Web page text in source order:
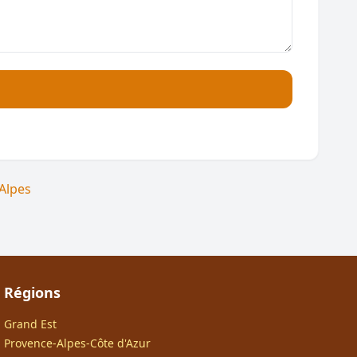
Régions
Grand Est
Provence-Alpes-Côte d'Azur